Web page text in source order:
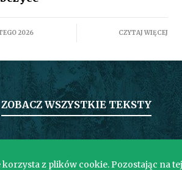
2026 CZYTAJ WIĘCEJ
ZOBACZ WSZYSTKIE TEKSTY
z plików cookie. Pozostając na